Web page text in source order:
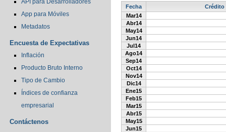
API para Desarrolladores
App para Móviles
Metadatos
Encuesta de Expectativas
Inflación
Producto Bruto Interno
Tipo de Cambio
Índices de confianza
empresarial
Contáctenos
Fecha
Crédito
Mar14
Abr14
May14
Jun14
Jul14
Ago14
Sep14
Oct14
Nov14
Dic14
Ene15
Feb15
Mar15
Abr15
May15
Jun15